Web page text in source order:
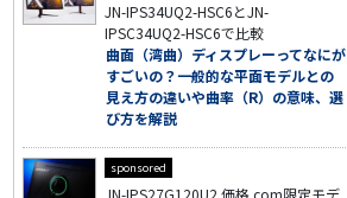
JN-IPS34UQ2-HSC6とJN-
IPSC34UQ2-HSC6で比較
曲面（湾曲）ディスプレーってなにが
すごいの？一般的な平面モデルとの
見え方の違いや曲率（R）の意味、選
び方を解説
sponsored
JN-IPS27G120U2 価格.com限定モデ